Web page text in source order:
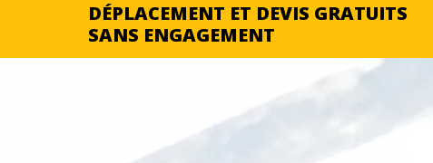
DÉPLACEMENT ET DEVIS GRATUITS
SANS ENGAGEMENT